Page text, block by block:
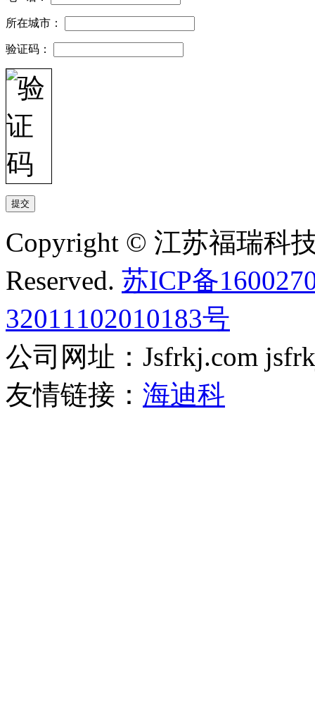
所在城市：
验证码：
Copyright © 江苏福瑞科
Reserved. 苏ICP备
32011102010183号
公司网址：Jsfrkj.com
友情链接： 海迪科